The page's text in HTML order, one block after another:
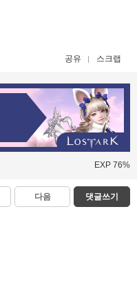
공유 스크랩
EXP 76%
다음 댓글쓰기